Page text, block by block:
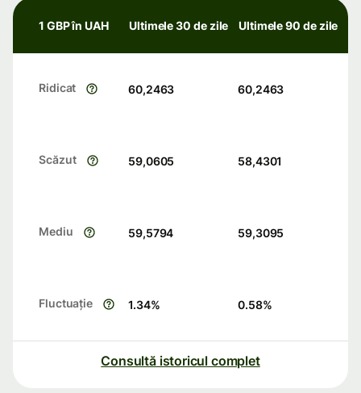
1 GBP în UAH Ultimele 30 de zile Ultimele 90 de zile
Ridicat 60,2463 60,2463
Scăzut 59,0605 58,4301
Mediu 59,5794 59,3095
Fluctuație 1.34% 0.58%
Consultă istoricul complet